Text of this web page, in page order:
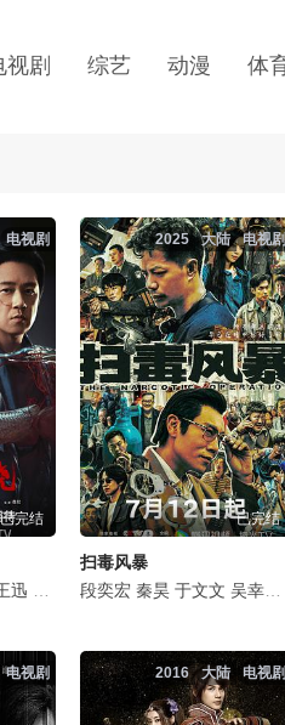
视剧 综艺 动漫 体
白澍 张康乐 韩烨洲 侯长荣 张逗逗
电视剧
已完结
迅 吴晓亮 费启鸣 鄂靖文 尹姝贻 韩
电视剧
大陆
2025
已完结
扫毒风暴
段奕宏 秦昊 于文文 吴幸键
电视剧 电视剧
大陆
2016